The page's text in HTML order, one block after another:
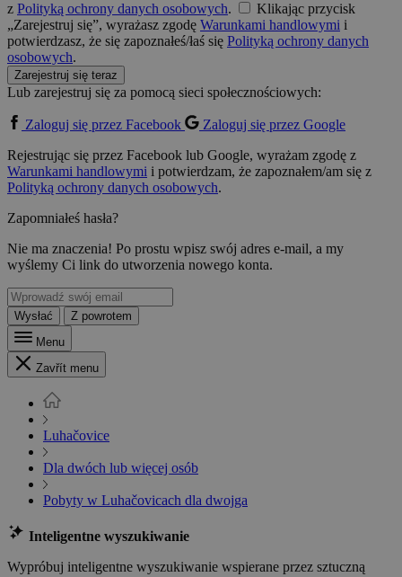
z Polityką ochrony danych osobowych.
Klikając przycisk
„Zarejestruj się”, wyrażasz zgodę Warunkami handlowymi i
potwierdzasz, że się zapoznałeś/łaś się Polityką ochrony danych
osobowych.
Zarejestruj się teraz
Lub zarejestruj się za pomocą sieci społecznościowych:
Zaloguj się przez Facebook
Zaloguj się przez Google
Rejestrując się przez Facebook lub Google, wyrażam zgodę z
Warunkami handlowymi i potwierdzam, że zapoznałem/am się z
Polityką ochrony danych osobowych.
Zapomniałeś hasła?
Nie ma znaczenia! Po prostu wpisz swój adres e-mail, a my
wyślemy Ci link do utworzenia nowego konta.
Wysłać
Z powrotem
Menu
Zavřít menu
Luhačovice
Dla dwóch lub więcej osób
Pobyty w Luhačovicach dla dwojga
Inteligentne wyszukiwanie
Wypróbuj inteligentne wyszukiwanie wspierane przez sztuczną